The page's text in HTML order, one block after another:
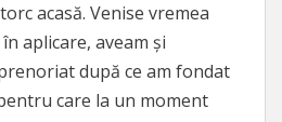
acasă. Venise vremea
aplicare, aveam și
după ce am fondat
care la un moment